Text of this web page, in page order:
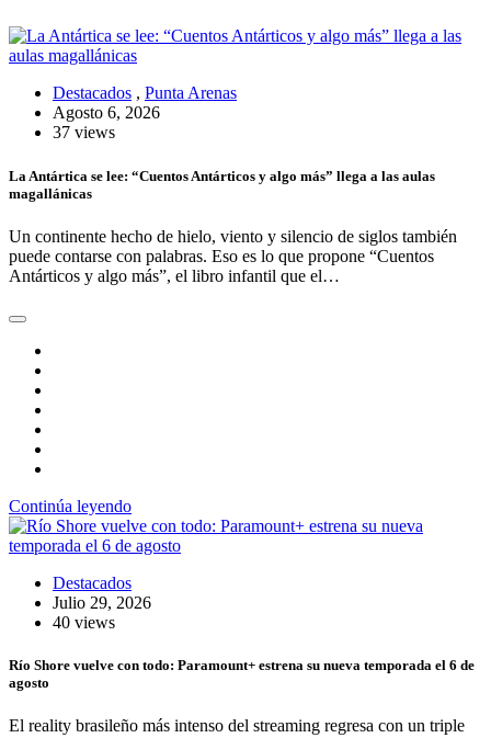
Destacados , Punta Arenas
Agosto 6, 2026
37 views
La Antártica se lee: “Cuentos Antárticos y algo más” llega a las aulas
magallánicas
Un continente hecho de hielo, viento y silencio de siglos también
puede contarse con palabras. Eso es lo que propone “Cuentos
Antárticos y algo más”, el libro infantil que el…
Continúa leyendo
Destacados
Julio 29, 2026
40 views
Río Shore vuelve con todo: Paramount+ estrena su nueva temporada el 6 de
agosto
El reality brasileño más intenso del streaming regresa con un triple